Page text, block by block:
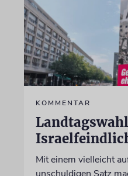
KOMMENTAR
Mit einem vielleicht